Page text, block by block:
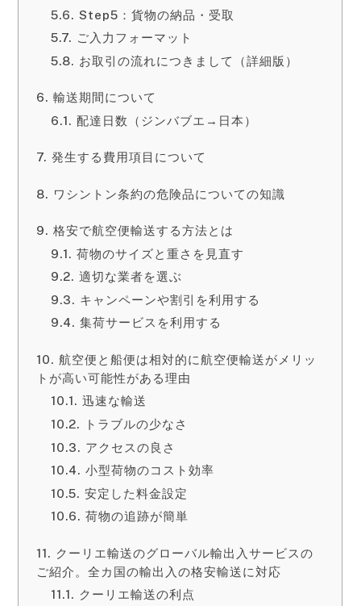
Step5：貨物の納品・受取
ご入力フォーマット
お取引の流れにつきまして（詳細版）
輸送期間について
配達日数（ジンバブエ→日本）
発生する費用項目について
ワシントン条約の危険品についての知識
格安で航空便輸送する方法とは
荷物のサイズと重さを見直す
適切な業者を選ぶ
キャンペーンや割引を利用する
集荷サービスを利用する
航空便と船便は相対的に航空便輸送がメリッ
トが高い可能性がある理由
迅速な輸送
トラブルの少なさ
アクセスの良さ
小型荷物のコスト効率
安定した料金設定
荷物の追跡が簡単
クーリエ輸送のグローバル輸出入サービスの
ご紹介。全カ国の輸出入の格安輸送に対応
クーリエ輸送の利点